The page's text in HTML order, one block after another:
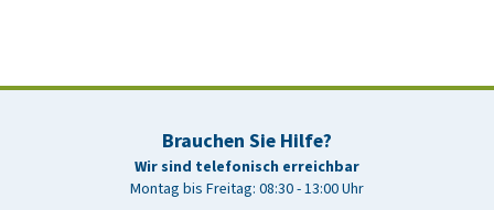
Brauchen Sie Hilfe?
Wir sind telefonisch erreichbar
Montag bis Freitag: 08:30 - 13:00 Uhr